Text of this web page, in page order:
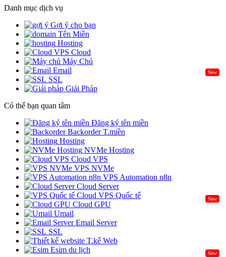
Danh mục dịch vụ
Gợi ý cho bạn
Tên Miền
Hosting
Cloud
Máy Chủ
New
Email
SSL
Giải Pháp
Có thể bạn quan tâm
Đăng ký tên miền
Backorder T.miền
Hosting
NVMe Hosting
Cloud VPS
VPS NVMe
VPS Automation n8n
Cloud Server
Cloud VPS Quốc tế
New
Cloud GPU
Umail
Email Server
SSL
T.kế Web
Esim du lịch
New